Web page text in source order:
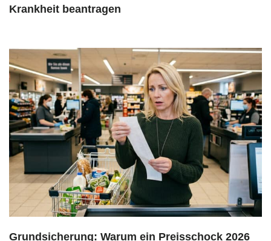
Krankheit beantragen
Grundsicherung: Warum ein Preisschock 2026